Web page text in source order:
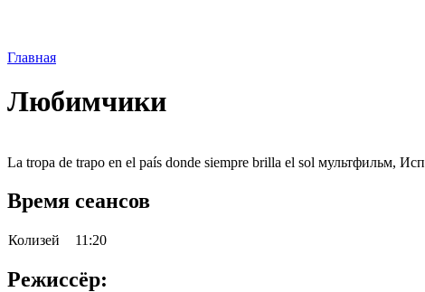
Главная
Любимчики
La tropa de trapo en el país donde siempre brilla el sol мультфильм,
Время сеансов
Колизей 11:20
Режиссёр: